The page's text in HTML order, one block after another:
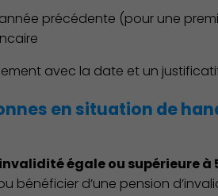
précédente (pour une
avec la date et un
en situation de
égale ou supérieure à
bénéficier d’une pension